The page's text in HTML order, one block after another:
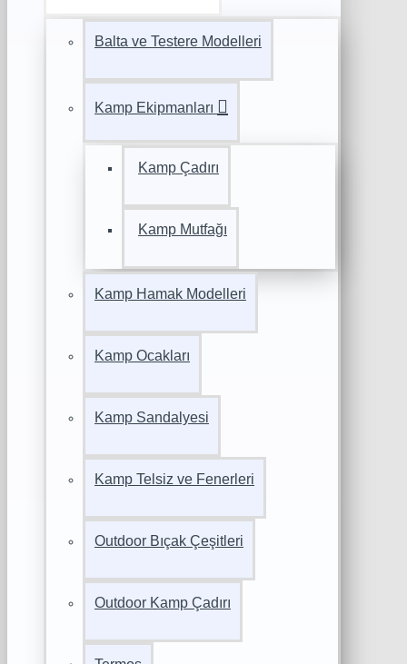
Balta ve Testere Modelleri
Kamp Ekipmanları
Kamp Çadırı
Kamp Mutfağı
Kamp Hamak Modelleri
Kamp Ocakları
Kamp Sandalyesi
Kamp Telsiz ve Fenerleri
Outdoor Bıçak Çeşitleri
Outdoor Kamp Çadırı